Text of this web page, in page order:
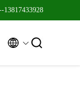
13817433928
 